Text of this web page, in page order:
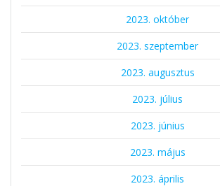
2023. október
2023. szeptember
2023. augusztus
2023. július
2023. június
2023. május
2023. április